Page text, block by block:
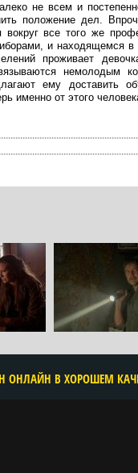
не всем и
положение дел.
вокруг все того же
и находящемся
проживает
немолодым
ему доставить
именно от этого